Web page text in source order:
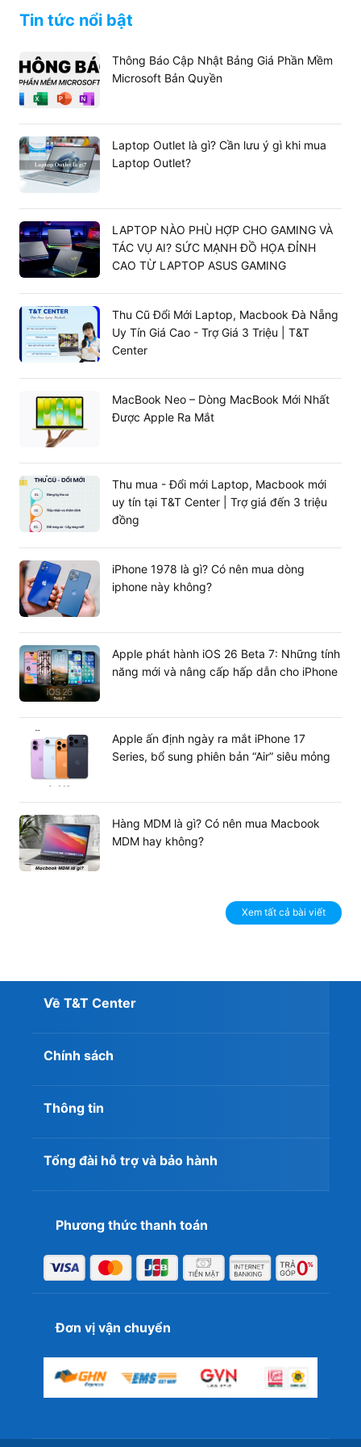
giúp người dùng sử dụng một cách dễ dàng khi không có
Cổng kết nối đa dạng
các đầy đủ các cổng kết nối phổ biến để đáp ứng được
nhu cầu kết nối và chia sẻ dữ liệu của người dùng. Các
cổng kết nối mà chiếc laptop này sở hữu đó là:
2 x USB-C 3.2 Gen 2 (DisplayPort™ 1.4, 140W
power delivery)
2 x USB-A 3.2 Gen 1
Headphone / mic combo
2 x USB-A 3.2 Gen 1 (1 always on 5V2A)
1x HDMI 2.1
T&T Center ngay hôm nay
Nếu bạn là dân đồ họa hoặc game thủ chuyên nghiệp
sắc nét, mượt mà thì laptop
Để mua laptop Lenovo Legion Pro 7i 2024với giá tốt
nhất thị trường kèm theo nhiều ưu đãi và chế độ bảo
Store trên toàn quốc. Đặt hàng nhanh chóng qua
Tin tức nổi bật
Thông Báo Cập Nhật Bảng Giá Phần Mềm
Microsoft Bản Quyền
Laptop Outlet là gì? Cần lưu ý gì khi mua
Laptop Outlet?
LAPTOP NÀO PHÙ HỢP CHO GAMING VÀ
TÁC VỤ AI? SỨC MẠNH ĐỒ HỌA ĐỈNH
CAO TỪ LAPTOP ASUS GAMING
Thu Cũ Đổi Mới Laptop, Macbook Đà Nẵng
Uy Tín Giá Cao - Trợ Giá 3 Triệu | T&T
Center
MacBook Neo – Dòng MacBook Mới Nhất
Được Apple Ra Mắt
Thu mua - Đổi mới Laptop, Macbook mới
uy tín tại T&T Center | Trợ giá đến 3 triệu
đồng
iPhone 1978 là gì? Có nên mua dòng
iphone này không?
Apple phát hành iOS 26 Beta 7: Những tính
năng mới và nâng cấp hấp dẫn cho iPhone
Apple ấn định ngày ra mắt iPhone 17
Series, bổ sung phiên bản “Air” siêu mỏng
Hàng MDM là gì? Có nên mua Macbook
MDM hay không?
Xem tất cả bài viết
Về T&T Center
Chính sách
Thông tin
Tổng đài hỗ trợ và bảo hành
Phương thức thanh toán
Đơn vị vận chuyển